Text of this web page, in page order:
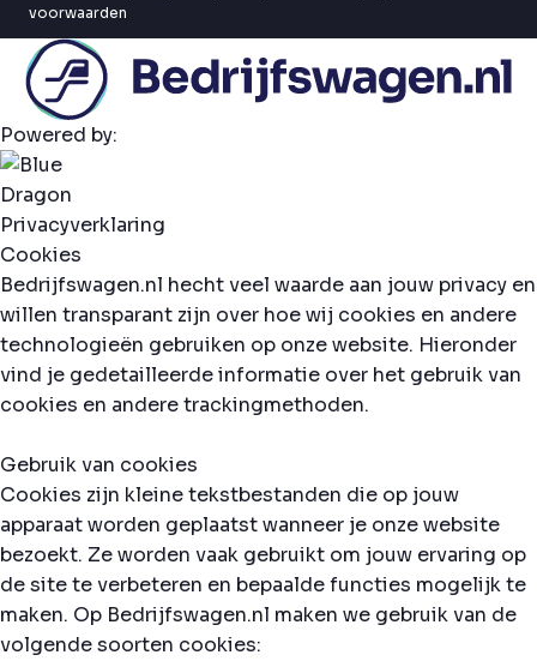
voorwaarden
Powered by:
Privacyverklaring
Cookies
Bedrijfswagen.nl hecht veel waarde aan jouw privacy en
willen transparant zijn over hoe wij cookies en andere
technologieën gebruiken op onze website. Hieronder
vind je gedetailleerde informatie over het gebruik van
cookies en andere trackingmethoden.
Gebruik van cookies
Cookies zijn kleine tekstbestanden die op jouw
apparaat worden geplaatst wanneer je onze website
bezoekt. Ze worden vaak gebruikt om jouw ervaring op
de site te verbeteren en bepaalde functies mogelijk te
maken. Op Bedrijfswagen.nl maken we gebruik van de
volgende soorten cookies: